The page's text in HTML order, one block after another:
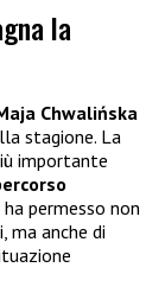
la
Chwalińska
stagione. La
importante
permesso non
anche di